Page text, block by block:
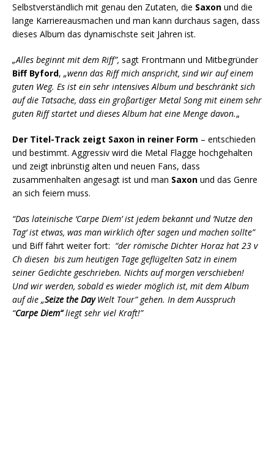
Selbstverständlich mit genau den Zutaten, die Saxon und die
lange Karriereausmachen und man kann durchaus sagen, dass
dieses Album das dynamischste seit Jahren ist.
„Alles beginnt mit dem Riff”, sagt Frontmann und Mitbegründer
Biff Byford, „wenn das Riff mich anspricht, sind wir auf einem
guten Weg. Es ist ein sehr intensives Album und beschränkt sich
auf die Tatsache, dass ein großartiger Metal Song mit einem sehr
guten Riff startet und dieses Album hat eine Menge davon.„
Der Titel-Track zeigt Saxon in reiner Form – entschieden
und bestimmt. Aggressiv wird die Metal Flagge hochgehalten
und zeigt inbrünstig alten und neuen Fans, dass
zusammenhalten angesagt ist und man Saxon und das Genre
an sich feiern muss.
“Das lateinische ‘Carpe Diem’ ist jedem bekannt und ‘Nutze den
Tag‘ ist etwas, was man wirklich öfter sagen und machen sollte”
und Biff fährt weiter fort: “der römische Dichter Horaz hat 23 v
Ch diesen bis zum heutigen Tage geflügelten Satz in einem
seiner Gedichte geschrieben. Nichts auf morgen verschieben!
Und wir werden, sobald es wieder möglich ist, mit dem Album
auf die „Seize the DayWelt Tour” gehen. In dem Ausspruch
“Carpe Diem“liegt sehr viel Kraft!”